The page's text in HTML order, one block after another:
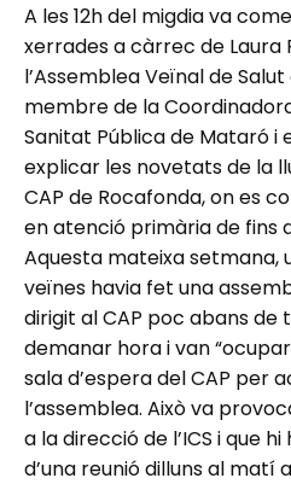
A les 12h del migdia va
xerrades a càrrec de
l’Assemblea Veïnal de
membre de la
Sanitat Pública de Mataró i
explicar les novetats de la
CAP de Rocafonda, on es
en atenció primària de fins
Aquesta mateixa setmana,
veïnes havia fet una
dirigit al CAP poc abans de
demanar hora i van
sala d’espera del CAP per
l’assemblea. Això va
a la direcció de l’ICS i que
d’una reunió dilluns al matí